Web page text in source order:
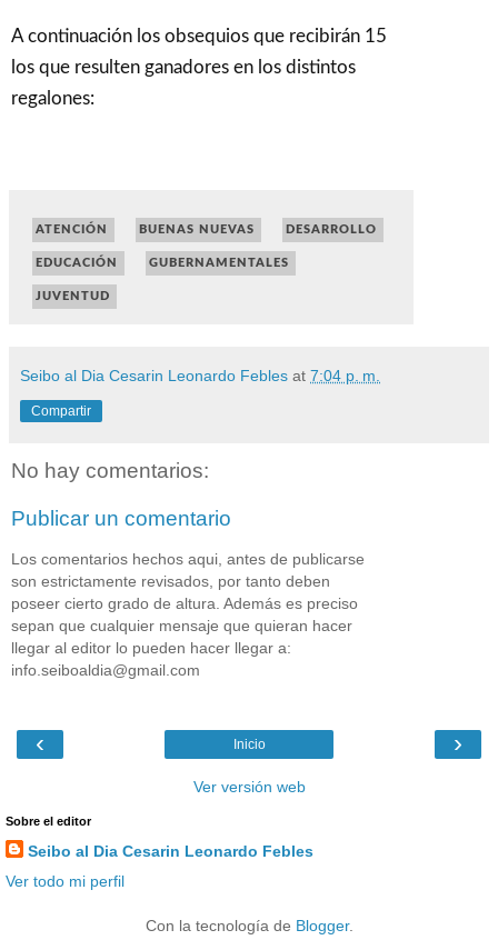
A continuación los obsequios que recibirán 15
los que resulten ganadores en los distintos
regalones:
ATENCIÓN BUENAS NUEVAS DESARROLLO
EDUCACIÓN GUBERNAMENTALES
JUVENTUD
Seibo al Dia Cesarin Leonardo Febles at 7:04 p. m.
Compartir
No hay comentarios:
Publicar un comentario
Los comentarios hechos aqui, antes de publicarse
son estrictamente revisados, por tanto deben
poseer cierto grado de altura. Además es preciso
sepan que cualquier mensaje que quieran hacer
llegar al editor lo pueden hacer llegar a:
info.seiboaldia@gmail.com
‹ ›
Inicio
Ver versión web
Sobre el editor
Seibo al Dia Cesarin Leonardo Febles
Ver todo mi perfil
Con la tecnología de Blogger.